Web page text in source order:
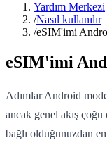
Yardım Merkezi
/Nasıl kullanılır
/eSIM'imi
eSIM'imi
Adımlar Android
ancak genel akış
bağlı olduğunuzdan